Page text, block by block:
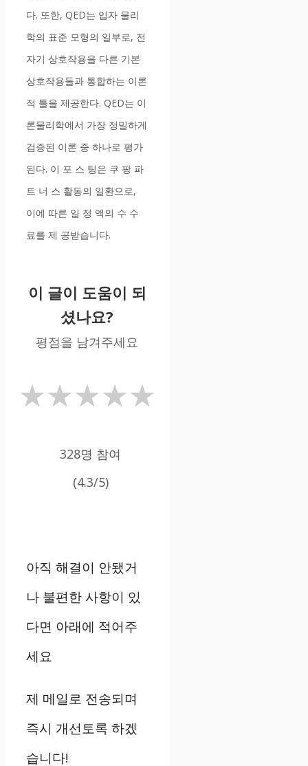
다. 또한, QED는 입자 물리
학의 표준 모형의 일부로, 전
자기 상호작용을 다른 기본
상호작용들과 통합하는 이론
적 틀을 제공한다. QED는 이
론물리학에서 가장 정밀하게
검증된 이론 중 하나로 평가
된다. 이 포 스 팅은 쿠 팡 파
트 너 스 활동의 일환으로,
이에 따른 일 정 액의 수 수
료를 제 공받습니다.
이 글이 도움이 되
셨나요?
평점을 남겨주세요
★★★★★
328명 참여
(4.3/5)
아직 해결이 안됐거
나 불편한 사항이 있
다면 아래에 적어주
세요
제 메일로 전송되며
즉시 개선토록 하겠
습니다!